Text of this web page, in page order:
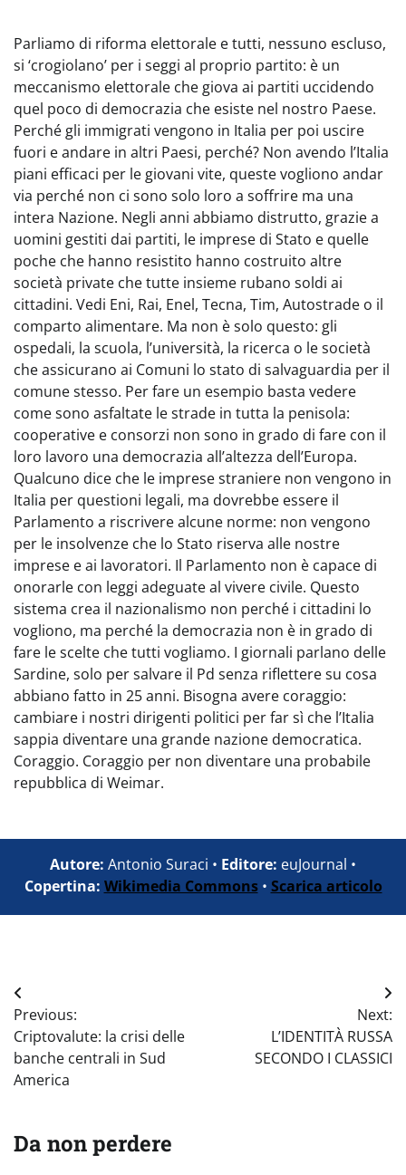
Parliamo di riforma elettorale e tutti, nessuno escluso,
si ‘crogiolano’ per i seggi al proprio partito: è un
meccanismo elettorale che giova ai partiti uccidendo
quel poco di democrazia che esiste nel nostro Paese.
Perché gli immigrati vengono in Italia per poi uscire
fuori e andare in altri Paesi, perché? Non avendo l’Italia
piani efficaci per le giovani vite, queste vogliono andar
via perché non ci sono solo loro a soffrire ma una
intera Nazione. Negli anni abbiamo distrutto, grazie a
uomini gestiti dai partiti, le imprese di Stato e quelle
poche che hanno resistito hanno costruito altre
società private che tutte insieme rubano soldi ai
cittadini. Vedi Eni, Rai, Enel, Tecna, Tim, Autostrade o il
comparto alimentare. Ma non è solo questo: gli
ospedali, la scuola, l’università, la ricerca o le società
che assicurano ai Comuni lo stato di salvaguardia per il
comune stesso. Per fare un esempio basta vedere
come sono asfaltate le strade in tutta la penisola:
cooperative e consorzi non sono in grado di fare con il
loro lavoro una democrazia all’altezza dell’Europa.
Qualcuno dice che le imprese straniere non vengono in
Italia per questioni legali, ma dovrebbe essere il
Parlamento a riscrivere alcune norme: non vengono
per le insolvenze che lo Stato riserva alle nostre
imprese e ai lavoratori. Il Parlamento non è capace di
onorarle con leggi adeguate al vivere civile. Questo
sistema crea il nazionalismo non perché i cittadini lo
vogliono, ma perché la democrazia non è in grado di
fare le scelte che tutti vogliamo. I giornali parlano delle
Sardine, solo per salvare il Pd senza riflettere su cosa
abbiano fatto in 25 anni. Bisogna avere coraggio:
cambiare i nostri dirigenti politici per far sì che l’Italia
sappia diventare una grande nazione democratica.
Coraggio. Coraggio per non diventare una probabile
repubblica di Weimar.
Autore: Antonio Suraci • Editore: euJournal •
Copertina: Wikimedia Commons• Scarica articolo
Navigazione
articoli
Previous:
Criptovalute: la crisi delle
banche centrali in Sud
America
Next:
L’IDENTITÀ RUSSA
SECONDO I CLASSICI
Da non perdere